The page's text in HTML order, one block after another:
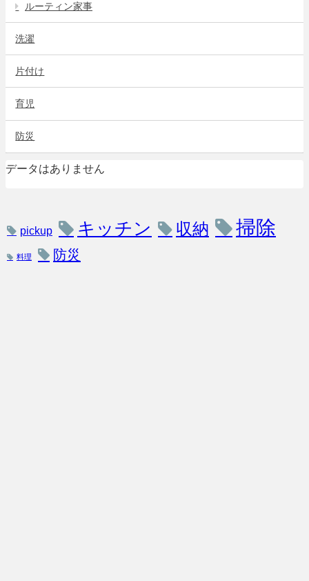
ルーティン家事
洗濯
片付け
育児
防災
データはありません
pickup キッチン 収納 掃除
料理 防災